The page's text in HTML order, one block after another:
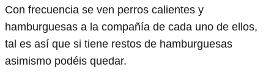
Con frecuencia se ven perros calientes y
hamburguesas a la compañía de cada uno de ellos,
tal es así que si tiene restos de hamburguesas
asimismo podéis quedar.